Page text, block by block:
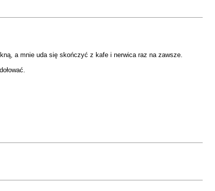
a mnie uda się skończyć z kafe i nerwica raz na zawsze.